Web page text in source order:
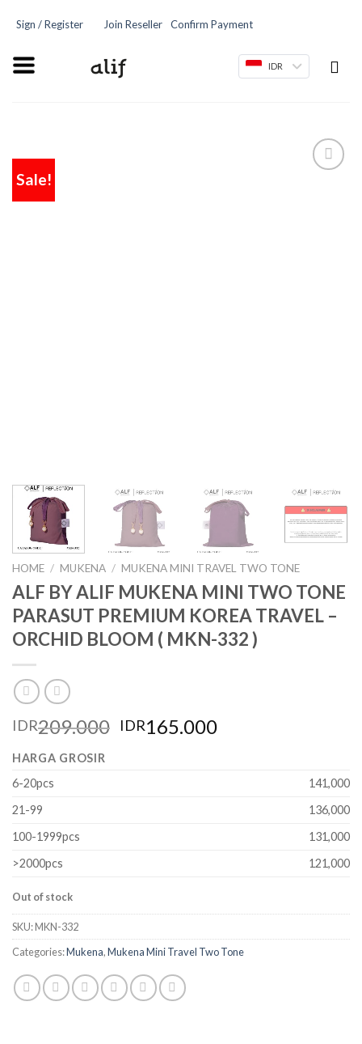
Sign / Register Join Reseller Confirm Payment
IDR
Sale!
HOME / MUKENA / MUKENA MINI TRAVEL TWO TONE
ALF BY ALIF MUKENA MINI TWO TONE
PARASUT PREMIUM KOREA TRAVEL –
ORCHID BLOOM ( MKN-332 )
IDR209.000 IDR165.000
HARGA GROSIR
6-20pcs
141,000
21-99
136,000
100-1999pcs
131,000
>2000pcs
121,000
Out of stock
SKU:MKN-332
Categories:Mukena,Mukena Mini Travel Two Tone